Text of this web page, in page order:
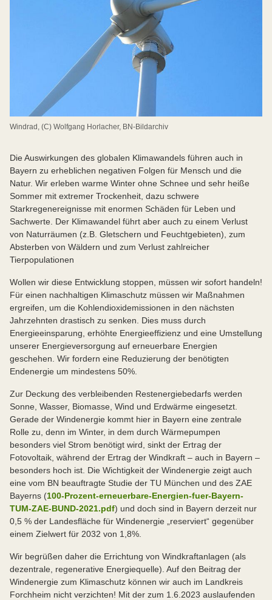
Windrad, (C) Wolfgang Horlacher, BN-Bildarchiv
Die Auswirkungen des globalen Klimawandels führen auch in
Bayern zu erheblichen negativen Folgen für Mensch und die
Natur. Wir erleben warme Winter ohne Schnee und sehr heiße
Sommer mit extremer Trockenheit, dazu schwere
Starkregenereignisse mit enormen Schäden für Leben und
Sachwerte. Der Klimawandel führt aber auch zu einem Verlust
von Naturräumen (z.B. Gletschern und Feuchtgebieten), zum
Absterben von Wäldern und zum Verlust zahlreicher
Tierpopulationen
Wollen wir diese Entwicklung stoppen, müssen wir sofort handeln!
Für einen nachhaltigen Klimaschutz müssen wir Maßnahmen
ergreifen, um die Kohlendioxidemissionen in den nächsten
Jahrzehnten drastisch zu senken. Dies muss durch
Energieeinsparung, erhöhte Energieeffizienz und eine Umstellung
unserer Energieversorgung auf erneuerbare Energien
geschehen. Wir fordern eine Reduzierung der benötigten
Endenergie um mindestens 50%.
Zur Deckung des verbleibenden Restenergiebedarfs werden
Sonne, Wasser, Biomasse, Wind und Erdwärme eingesetzt.
Gerade der Windenergie kommt hier in Bayern eine zentrale
Rolle zu, denn im Winter, in dem durch Wärmepumpen
besonders viel Strom benötigt wird, sinkt der Ertrag der
Fotovoltaik, während der Ertrag der Windkraft – auch in Bayern –
besonders hoch ist. Die Wichtigkeit der Windenergie zeigt auch
eine vom BN beauftragte Studie der TU München und des ZAE
Bayerns (100-Prozent-erneuerbare-Energien-fuer-Bayern-
TUM-ZAE-BUND-2021.pdf) und doch sind in Bayern derzeit nur
0,5 % der Landesfläche für Windenergie „reserviert“ gegenüber
einem Zielwert für 2032 von 1,8%.
Wir begrüßen daher die Errichtung von Windkraftanlagen (als
dezentrale, regenerative Energiequelle). Auf den Beitrag der
Windenergie zum Klimaschutz können wir auch im Landkreis
Forchheim nicht verzichten! Mit der zum 1.6.2023 auslaufenden